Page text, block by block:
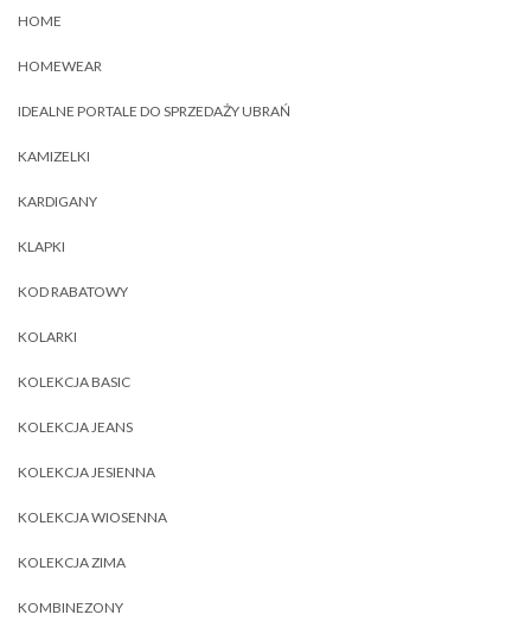
HOME
HOMEWEAR
IDEALNE PORTALE DO SPRZEDAŻY UBRAŃ
KAMIZELKI
KARDIGANY
KLAPKI
KOD RABATOWY
KOLARKI
KOLEKCJA BASIC
KOLEKCJA JEANS
KOLEKCJA JESIENNA
KOLEKCJA WIOSENNA
KOLEKCJA ZIMA
KOMBINEZONY